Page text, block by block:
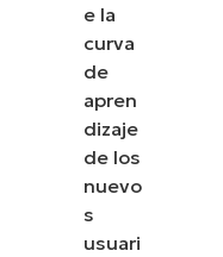
e la
curva
de
apren
dizaje
de los
nuevo
s
usuari